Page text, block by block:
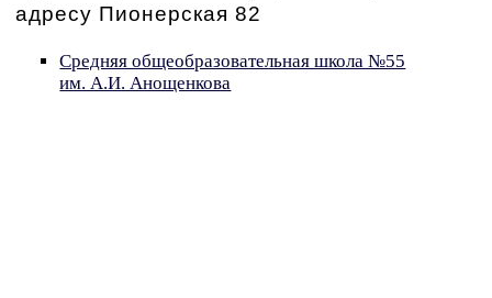
адресу Пионерская 82
Средняя общеобразовательная школа №55
им. А.И. Анощенкова